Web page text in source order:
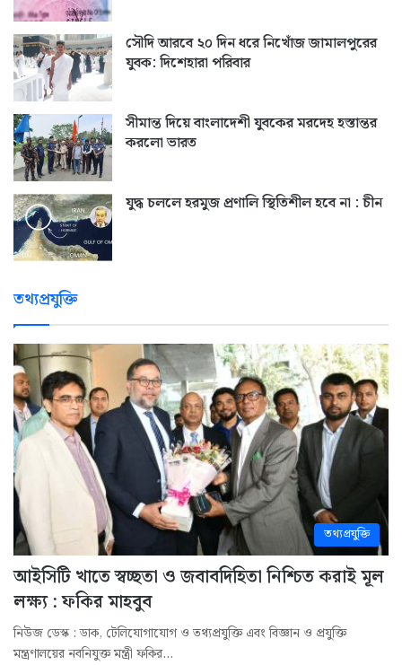
সৌদি আরবে ২০ দিন ধরে নিখোঁজ জামালপুরের
যুবক: দিশেহারা পরিবার
সীমান্ত দিয়ে বাংলাদেশী যুবকের মরদেহ হস্তান্তর
করলো ভারত
যুদ্ধ চললে হরমুজ প্রণালি স্থিতিশীল হবে না : চীন
তথ্যপ্রযুক্তি
তথ্যপ্রযুক্তি
আইসিটি খাতে স্বচ্ছতা ও জবাবদিহিতা নিশ্চিত করাই মূল
লক্ষ্য : ফকির মাহবুব
নিউজ ডেস্ক : ডাক, টেলিযোগাযোগ ও তথ্যপ্রযুক্তি এবং বিজ্ঞান ও প্রযুক্তি
মন্ত্রণালয়ের নবনিযুক্ত মন্ত্রী ফকির…